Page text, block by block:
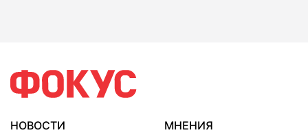
НОВОСТИ
МНЕНИЯ